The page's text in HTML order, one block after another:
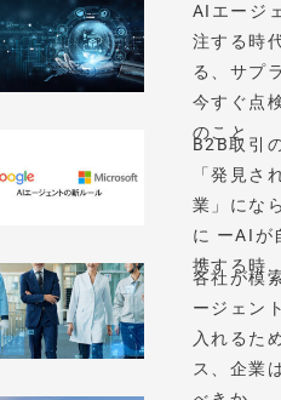
AIエージ
注する時
る、サプ
今すぐ点
のこと
B2B取引
「発見さ
業」にな
に ーAIが
携する時
各社が模
ージェン
入れるた
ス、企業